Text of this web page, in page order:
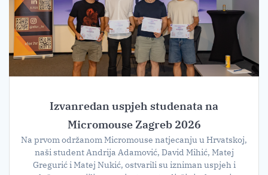
Izvanredan uspjeh studenata na
Micromouse Zagreb 2026
Na prvom održanom Micromouse natjecanju u Hrvatskoj,
naši student Andrija Adamović, David Mihić, Matej
Gregurić i Matej Nukić, ostvarili su izniman uspjeh i